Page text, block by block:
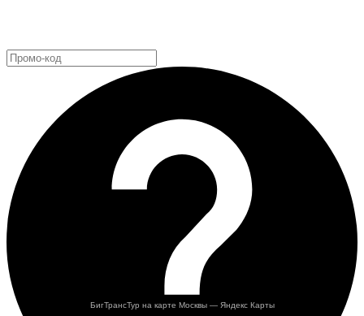
БигТрансТур на карте Москвы — Яндекс Карты